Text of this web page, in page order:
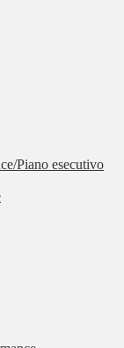
Piano esecutivo